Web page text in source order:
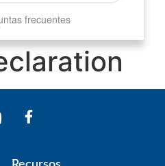
frecuentes